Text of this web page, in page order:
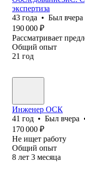
экспертиза
43 года • Был вчера
190 000 ₽
Рассматривает
Общий опыт
21 год
Инженер ОСК
41 год • Был вчера
170 000 ₽
Не ищет работу
Общий опыт
8 лет 3 месяца